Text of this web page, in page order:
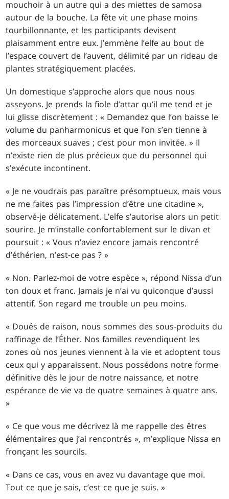
mouchoir à un autre qui a des miettes de samosa
autour de la bouche. La fête vit une phase moins
tourbillonnante, et les participants devisent
plaisamment entre eux. J’emmène l’elfe au bout de
l’espace couvert de l’auvent, délimité par un rideau de
plantes stratégiquement placées.
Un domestique s’approche alors que nous nous
asseyons. Je prends la fiole d’attar qu’il me tend et je
lui glisse discrètement : « Demandez que l’on baisse le
volume du panharmonicus et que l’on s’en tienne à
des morceaux suaves ; c’est pour mon invitée. » Il
n’existe rien de plus précieux que du personnel qui
s’exécute incontinent.
« Je ne voudrais pas paraître présomptueux, mais vous
ne me faites pas l’impression d’être une citadine »,
observé-je délicatement. L’elfe s’autorise alors un petit
sourire. Je m’installe confortablement sur le divan et
poursuit : « Vous n’aviez encore jamais rencontré
d’éthérien, n’est-ce pas ? »
« Non. Parlez-moi de votre espèce », répond Nissa d’un
ton doux et franc. Jamais je n’ai vu quiconque d’aussi
attentif. Son regard me trouble un peu moins.
« Doués de raison, nous sommes des sous-produits du
raffinage de l’Éther. Nos familles revendiquent les
zones où nos jeunes viennent à la vie et adoptent tous
ceux qui y apparaissent. Nous possédons notre forme
définitive dès le jour de notre naissance, et notre
espérance de vie va de quatre semaines à quatre ans.
»
« Ce que vous me décrivez là me rappelle des êtres
élémentaires que j’ai rencontrés », m’explique Nissa en
fronçant les sourcils.
« Dans ce cas, vous en avez vu davantage que moi.
Tout ce que je sais, c’est ce que je suis. »